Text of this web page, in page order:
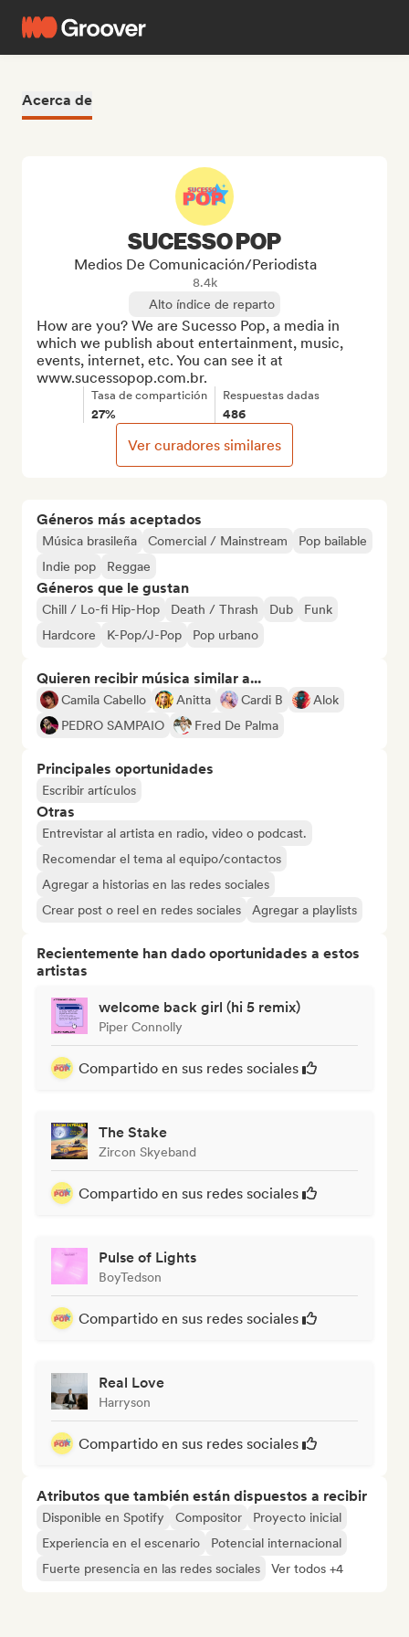
Acerca de
Géneros más aceptados
Música brasileña Comercial / Mainstream
Pop bailable
Indie pop
Reggae
Géneros que le gustan
Chill / Lo-fi Hip-Hop Death / Thrash Dub
Funk
Hardcore
K-Pop/J-Pop Pop urbano
Quieren recibir música similar a...
Camila Cabello Anitta Cardi B
Alok
PEDRO SAMPAIO
Fred De Palma
Principales oportunidades
Escribir artículos
Otras
Entrevistar al artista en radio, video o podcast.
Recomendar el tema al equipo/contactos
Agregar a historias en las redes sociales
Crear post o reel en redes sociales
Agregar a playlists
Recientemente han dado oportunidades a estos
artistas
welcome back girl (hi 5 remix)
Piper Connolly
Compartido en sus redes sociales
The Stake
Zircon Skyeband
Compartido en sus redes sociales
Pulse of Lights
BoyTedson
Compartido en sus redes sociales
Real Love
Harryson
Compartido en sus redes sociales
Atributos que también están dispuestos a recibir
Disponible en Spotify Compositor
Proyecto inicial
Experiencia en el escenario
Potencial internacional
Fuerte presencia en las redes sociales
Ver todos +4
SUCESSO POP
Medios De Comunicación/Periodista
8.4k
Alto índice de reparto
How are you? We are Sucesso Pop, a media in
which we publish about entertainment, music,
events, internet, etc. You can see it at
www.sucessopop.com.br.
Tasa de compartición
27%
Respuestas dadas
486
Ver curadores similares